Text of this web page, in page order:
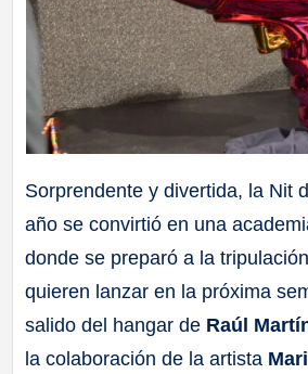
Sorprendente y divertida, la Nit
año se convirtió en una
donde se preparó a la
quieren lanzar en la próxima
salido del hangar de Raúl
la colaboración de la artista